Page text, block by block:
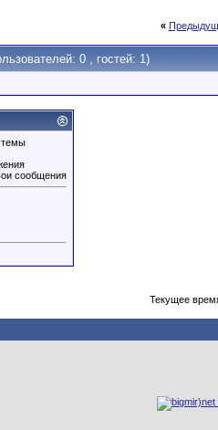
«
0 , гостей: 1)
темы
сообщения
Текущее